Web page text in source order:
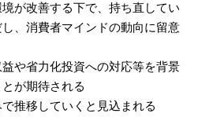
が改善する下で、持ち直してい
、消費者マインドの動向に留意
や省力化投資への対応等を背景
が期待される
推移していくと見込まれる